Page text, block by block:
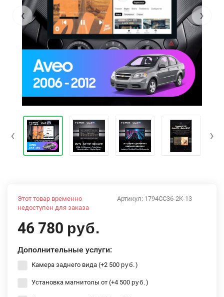
‹ ›
‹ ›
Артикул: 1794CC36-2K-13
Этот товар временно
недоступен для заказа
46 780 руб.
Дополнительные услуги:
Камера заднего вида (+2 500 руб. )
Установка магнитолы от (+4 500 руб. )